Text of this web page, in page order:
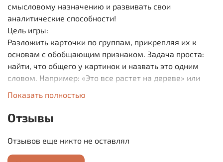
смысловому назначению и развивать свои
аналитические способности!
Цель игры:
Разложить карточки по группам, прикрепляя их к
основам с обобщающим признаком. Задача проста:
найти, что общего у картинок и назвать это одним
словом. Например: «Это все растет на дереве» или
смело говорите: «Это одежда!»
Как играть?
Сортировка по группам: Разложите карточки по
основам. Это как собирать пазлы, только вместо
Показать полностью
Отзывы
Отзывов еще никто не оставлял